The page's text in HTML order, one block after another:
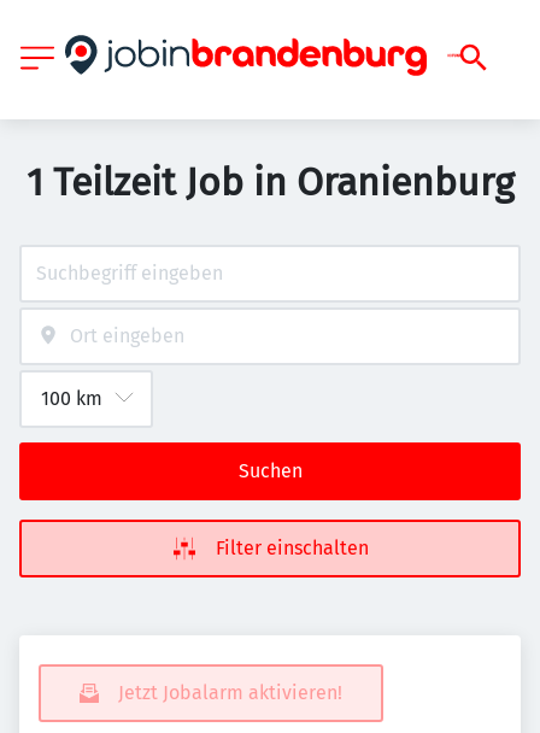
1 Teilzeit Job in Oranienburg
Suchen
Filter einschalten
Jetzt Jobalarm aktivieren!